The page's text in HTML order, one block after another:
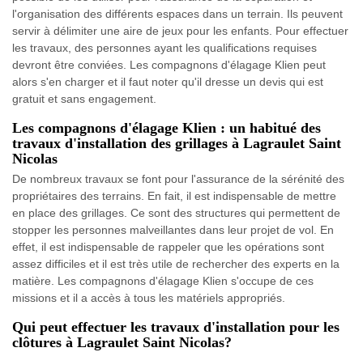
l'organisation des différents espaces dans un terrain. Ils peuvent
servir à délimiter une aire de jeux pour les enfants. Pour effectuer
les travaux, des personnes ayant les qualifications requises
devront être conviées. Les compagnons d'élagage Klien peut
alors s'en charger et il faut noter qu'il dresse un devis qui est
gratuit et sans engagement.
Les compagnons d'élagage Klien : un habitué des
travaux d'installation des grillages à Lagraulet Saint
Nicolas
De nombreux travaux se font pour l'assurance de la sérénité des
propriétaires des terrains. En fait, il est indispensable de mettre
en place des grillages. Ce sont des structures qui permettent de
stopper les personnes malveillantes dans leur projet de vol. En
effet, il est indispensable de rappeler que les opérations sont
assez difficiles et il est très utile de rechercher des experts en la
matière. Les compagnons d'élagage Klien s'occupe de ces
missions et il a accès à tous les matériels appropriés.
Qui peut effectuer les travaux d'installation pour les
clôtures à Lagraulet Saint Nicolas?